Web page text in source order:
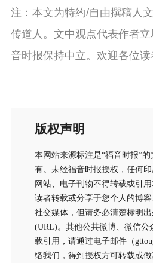
注：本文为特约/自由撰稿人
传道人。文中观点代表作者
音时报保持中立。欢迎各位读
版权声明
本网站来源标注是“福音时报”
有。未经福音时报授权，任何
网站、电子刊物不得转载或引
读者转载或分享于您个人的博
社交媒体，但请务必清楚标明
(URL)。其他公共微博、微信公
载引用，请通过电子邮件（
络我们，得到授权方可转载或